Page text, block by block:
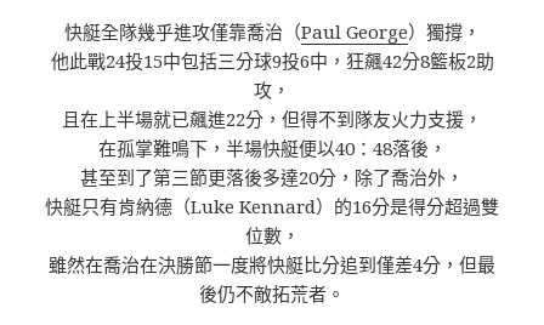
快艇全隊幾乎進攻僅靠喬治（Paul George）獨撐，
他此戰24投15中包括三分球9投6中，狂飆42分8籃板2助
攻，
且在上半場就已飆進22分，但得不到隊友火力支援，
在孤掌難鳴下，半場快艇便以40：48落後，
甚至到了第三節更落後多達20分，除了喬治外，
快艇只有肯納德（Luke Kennard）的16分是得分超過雙
位數，
雖然在喬治在決勝節一度將快艇比分追到僅差4分，但最
後仍不敵拓荒者。